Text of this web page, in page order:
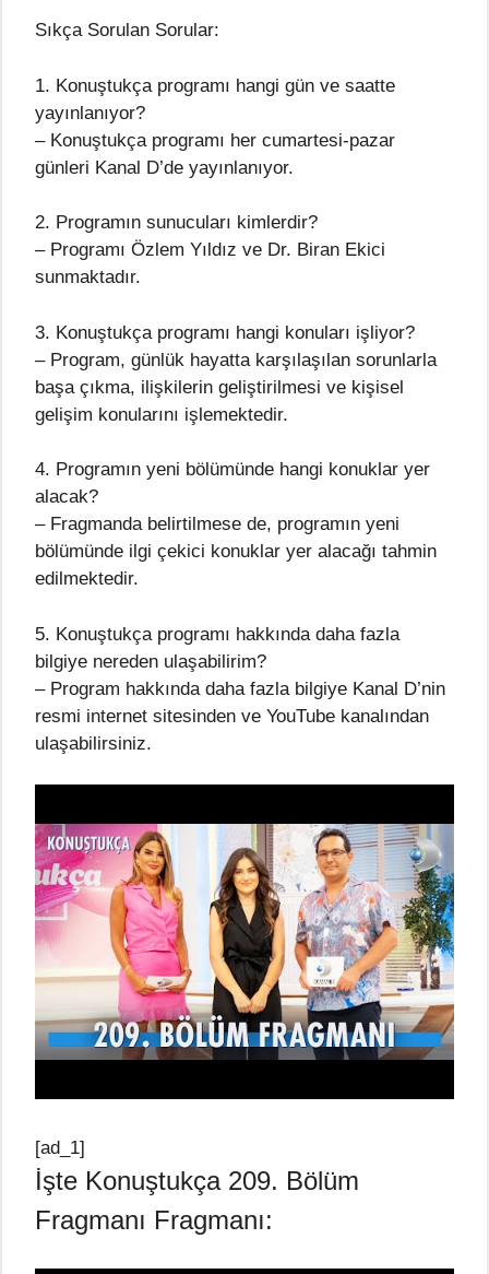
Sıkça Sorulan Sorular:
1. Konuştukça programı hangi gün ve saatte
yayınlanıyor?
– Konuştukça programı her cumartesi-pazar
günleri Kanal D’de yayınlanıyor.
2. Programın sunucuları kimlerdir?
– Programı Özlem Yıldız ve Dr. Biran Ekici
sunmaktadır.
3. Konuştukça programı hangi konuları işliyor?
– Program, günlük hayatta karşılaşılan sorunlarla
başa çıkma, ilişkilerin geliştirilmesi ve kişisel
gelişim konularını işlemektedir.
4. Programın yeni bölümünde hangi konuklar yer
alacak?
– Fragmanda belirtilmese de, programın yeni
bölümünde ilgi çekici konuklar yer alacağı tahmin
edilmektedir.
5. Konuştukça programı hakkında daha fazla
bilgiye nereden ulaşabilirim?
– Program hakkında daha fazla bilgiye Kanal D’nin
resmi internet sitesinden ve YouTube kanalından
ulaşabilirsiniz.
[ad_1]
İşte Konuştukça 209. Bölüm
Fragmanı Fragmanı: